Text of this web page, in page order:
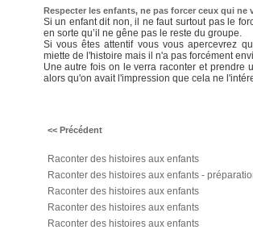
Respecter les enfants, ne pas forcer ceux qui ne
Si un enfant dit non, il ne faut surtout pas le
en sorte qu’il ne gêne pas le reste du groupe.
Si vous êtes attentif vous vous apercevrez
miette de l'histoire mais il n'a pas forcément
Une autre fois on le verra raconter et prendre
alors qu'on avait l'impression que cela ne
<< Précédent
Raconter des histoires aux enfants
Raconter des histoires aux enfants -
Raconter des histoires aux enfants
Raconter des histoires aux enfants
Raconter des histoires aux enfants